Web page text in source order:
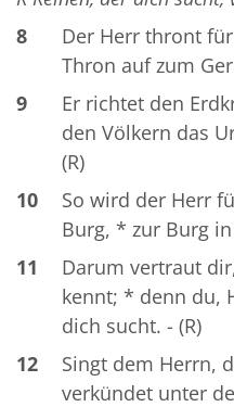
8
Der Herr thront
Thron auf zum
9
Er richtet den
den Völkern das
(R)
10
So wird der Herr
Burg, * zur Burg
11
Darum vertraut
kennt; * denn du,
dich sucht. - (R)
12
Singt dem Herrn,
verkündet unter